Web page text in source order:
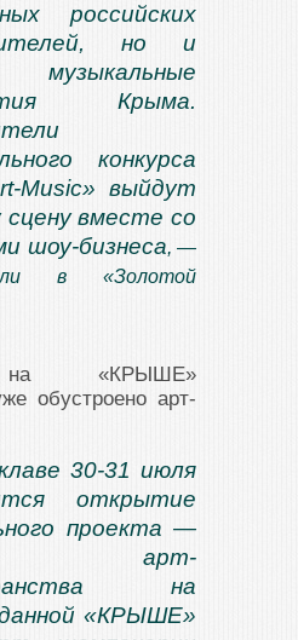
российских
но и
музыкальные
Крыма.
конкурса
Music» выйдут
сцену вместе со
шоу-бизнеса, —
в «Золотой
на «КРЫШЕ»
обустроено арт-
30-31 июля
открытие
проекта —
арт-
на
«КРЫШЕ»